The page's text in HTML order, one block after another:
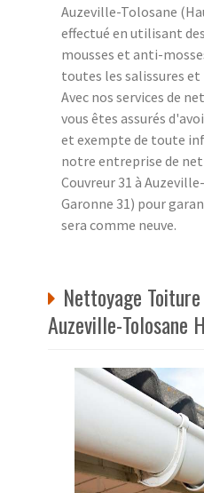
Auzeville-Tolosane
effectué en utilisant
mousses et anti-
toutes les salissures
Avec nos services de
vous êtes assurés
et exempte de toute
notre entreprise de
Couvreur 31 à
Garonne 31) pour
sera comme neuve.
Nettoyage
Auzeville-Tolosane